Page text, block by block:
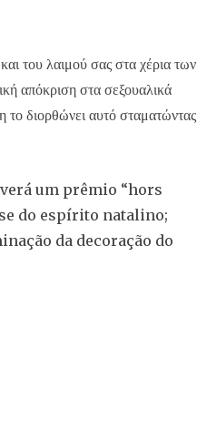
του λαιμού σας στα χέρια των
απόκριση στα σεξουαλικά
διορθώνει αυτό σταματώντας
um prêmio “hors
do espírito natalino;
da decoração do